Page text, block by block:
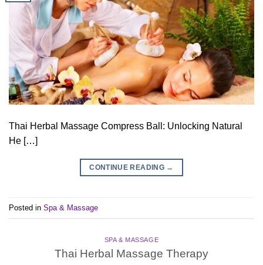
Thai Herbal Massage Compress Ball: Unlocking Natural
He […]
CONTINUE READING →
Posted in Spa & Massage
SPA & MASSAGE
Thai Herbal Massage Therapy